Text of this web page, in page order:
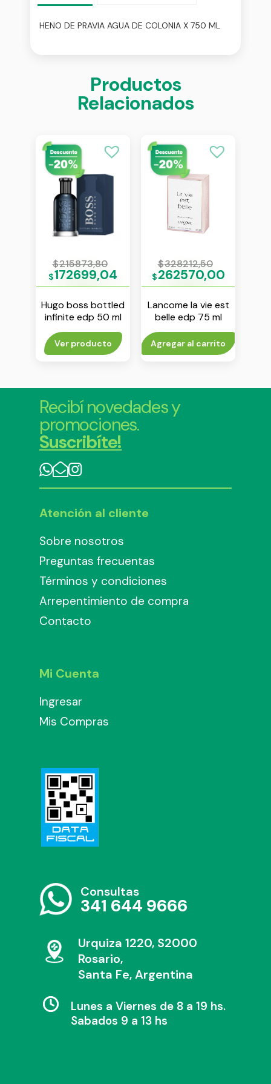
HENO DE PRAVIA AGUA DE COLONIA X 750 ML
Productos
Relacionados
$215873,80
$172699,04
Hugo boss bottled
infinite edp 50 ml
Ver producto
$328212,50
$262570,00
Lancome la vie est
belle edp 75 ml
Agregar al carrito
Recibí novedades y
promociones.
Suscribíte!
Atención al cliente
Sobre nosotros
Preguntas frecuentas
Términos y condiciones
Arrepentimiento de compra
Contacto
Mi Cuenta
Ingresar
Mis Compras
Consultas
341 644 9666
Urquiza 1220, S2000
Rosario,
Santa Fe, Argentina
Lunes a Viernes de 8 a 19 hs.
Sabados 9 a 13 hs